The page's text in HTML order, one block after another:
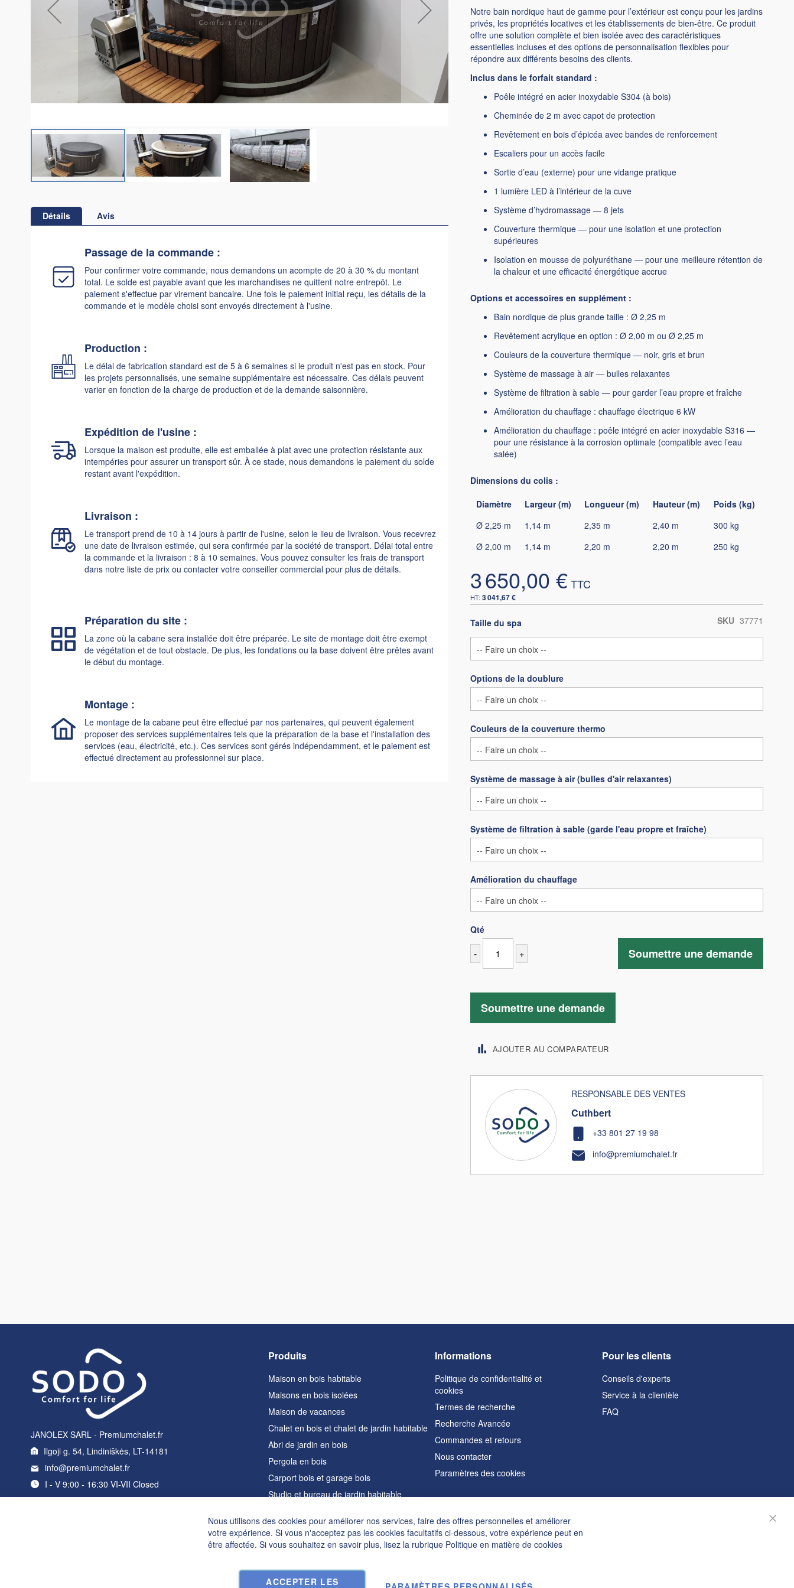
Notre bain nordique haut de gamme pour l’extérieur est conçu pour les jardins
privés, les propriétés locatives et les établissements de bien-être. Ce produit
offre une solution complète et bien isolée avec des caractéristiques
essentielles incluses et des options de personnalisation flexibles pour
répondre aux différents besoins des clients.
Inclus dans le forfait standard :
Poêle intégré en acier inoxydable S304 (à bois)
Cheminée de 2 m avec capot de protection
Revêtement en bois d’épicéa avec bandes de renforcement
Escaliers pour un accès facile
Sortie d’eau (externe) pour une vidange pratique
1 lumière LED à l’intérieur de la cuve
Système d’hydromassage — 8 jets
Couverture thermique — pour une isolation et une protection
supérieures
Isolation en mousse de polyuréthane — pour une meilleure rétention de
la chaleur et une efficacité énergétique accrue
Options et accessoires en supplément :
Bain nordique de plus grande taille : Ø 2,25 m
Revêtement acrylique en option : Ø 2,00 m ou Ø 2,25 m
Couleurs de la couverture thermique — noir, gris et brun
Système de massage à air — bulles relaxantes
Système de filtration à sable — pour garder l’eau propre et fraîche
Amélioration du chauffage : chauffage électrique 6 kW
Amélioration du chauffage : poêle intégré en acier inoxydable S316 —
pour une résistance à la corrosion optimale (compatible avec l’eau
salée)
Dimensions du colis :
Diamètre
Largeur (m) Longueur (m) Hauteur (m)
Poids (kg)
Ø 2,25 m
1,14 m 2,35 m 2,40 m
300 kg
Ø 2,00 m
1,14 m 2,20 m 2,20 m 250 kg
3 650,00 €
3 041,67 €
SKU 37771
Taille du spa
Options de la doublure
Couleurs de la couverture thermo
Système de massage à air (bulles d'air relaxantes)
Système de filtration à sable (garde l'eau propre et fraîche)
Amélioration du chauffage
Qté
- + Soumettre une demande
Soumettre une demande
AJOUTER AU COMPARATEUR
RESPONSABLE DES VENTES
Cuthbert
+33 801 27 19 98
info@premiumchalet.fr
the
beginning
gallery
Détails
Passage de la commande :
Pour confirmer votre commande, nous demandons un acompte de 20 à 30 % du montant
total. Le solde est payable avant que les marchandises ne quittent notre entrepôt. Le
paiement s'effectue par virement bancaire. Une fois le paiement initial reçu, les détails de la
commande et le modèle choisi sont envoyés directement à l'usine.
Production :
Le délai de fabrication standard est de 5 à 6 semaines si le produit n'est pas en stock. Pour
les projets personnalisés, une semaine supplémentaire est nécessaire. Ces délais peuvent
varier en fonction de la charge de production et de la demande saisonnière.
Expédition de l'usine :
Lorsque la maison est produite, elle est emballée à plat avec une protection résistante aux
intempéries pour assurer un transport sûr. À ce stade, nous demandons le paiement du solde
restant avant l'expédition.
Livraison :
Le transport prend de 10 à 14 jours à partir de l'usine, selon le lieu de livraison. Vous recevrez
une date de livraison estimée, qui sera confirmée par la société de transport. Délai total entre
la commande et la livraison : 8 à 10 semaines. Vous pouvez consulter les frais de transport
dans notre liste de prix ou contacter votre conseiller commercial pour plus de détails.
Préparation du site :
La zone où la cabane sera installée doit être préparée. Le site de montage doit être exempt
de végétation et de tout obstacle. De plus, les fondations ou la base doivent être prêtes avant
le début du montage.
Montage :
Le montage de la cabane peut être effectué par nos partenaires, qui peuvent également
proposer des services supplémentaires tels que la préparation de la base et l'installation des
services (eau, électricité, etc.). Ces services sont gérés indépendamment, et le paiement est
effectué directement au professionnel sur place.
Avis
JANOLEX SARL - Premiumchalet.fr
Ilgoji g. 54, Lindiniškės, LT-14181
info@premiumchalet.fr
I - V 9:00 - 16:30 VI-VII Closed
Pour les clients
Conseils d'experts
Service à la clientèle
FAQ
Informations
Politique de confidentialité et
cookies
Termes de recherche
Recherche Avancée
Commandes et retours
Nous contacter
Paramètres des cookies
Produits
Maison en bois habitable
Maisons en bois isolées
Maison de vacances
Chalet en bois et chalet de jardin habitable
Abri de jardin en bois
Pergola en bois
Carport bois et garage bois
Studio et bureau de jardin habitable
Maisons en forme de A
Hot tubs
Nous utilisons des cookies pour améliorer nos services, faire des offres personnelles et améliorer
votre expérience. Si vous n'acceptez pas les cookies facultatifs ci-dessous, votre expérience peut en
être affectée. Si vous souhaitez en savoir plus, lisez la rubrique Politique en matière de cookies
ACCEPTER LES